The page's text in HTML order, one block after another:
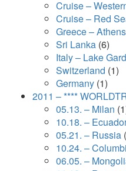
Cruise –
Cruise – Red
Greece – Athens
Sri Lanka (6)
Italy – Lake
Switzerland (1)
Germany (1)
2011 – ****
05.13. – Milan
10.18. –
05.21. – Russia
10.24. –
06.05. –